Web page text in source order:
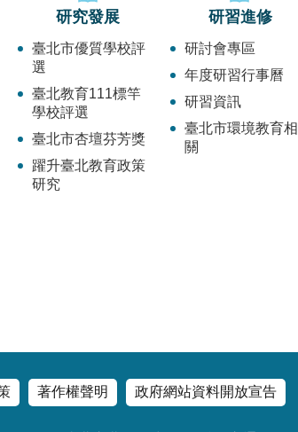
研究發展
臺北市優質學校評
選
臺北教育111標竿
學校評選
臺北市杏壇芬芳獎
躍升臺北教育政策
研究
研習進修
研討會專區
年度研習行事曆
研習資訊
臺北市環境教育相
關
著作權聲明 政府網站資料開放宣告